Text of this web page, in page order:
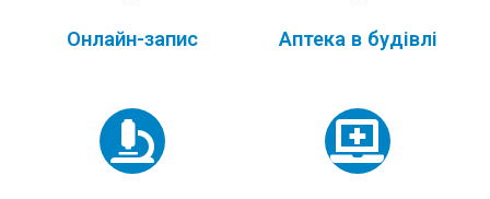
Онлайн-запис Аптека в будівлі